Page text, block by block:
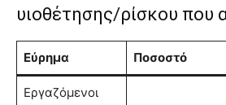
υιοθέτησης/ρίσκου που
Εύρημα Ποσοστό
Εργαζόμενοι